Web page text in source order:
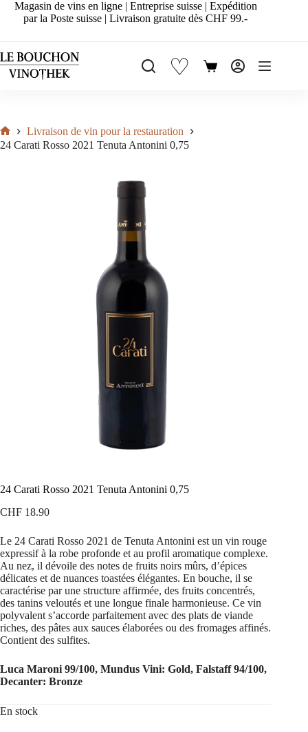
PasserMagasin de vins en ligne | Entreprise suisse | Expédition
par la Poste suisse | Livraison gratuite dès CHF 99.-
♡
Panier
Accueil
Livraison de vin pour la restauration
24 Carati Rosso 2021 Tenuta Antonini 0,75
24 Carati Rosso 2021 Tenuta Antonini 0,75
CHF 18.90
Le 24 Carati Rosso 2021 de Tenuta Antonini est un vin rouge
expressif à la robe profonde et au profil aromatique complexe.
Au nez, il dévoile des notes de fruits noirs mûrs, d’épices
délicates et de nuances toastées élégantes. En bouche, il se
caractérise par une structure affirmée, des fruits concentrés,
des tanins veloutés et une longue finale harmonieuse. Ce vin
polyvalent s’accorde parfaitement avec des plats de viande
riches, des pâtes aux sauces élaborées ou des fromages affinés.
Contient des sulfites.
Luca Maroni 99/100, Mundus Vini: Gold, Falstaff 94/100,
Decanter: Bronze
En stock